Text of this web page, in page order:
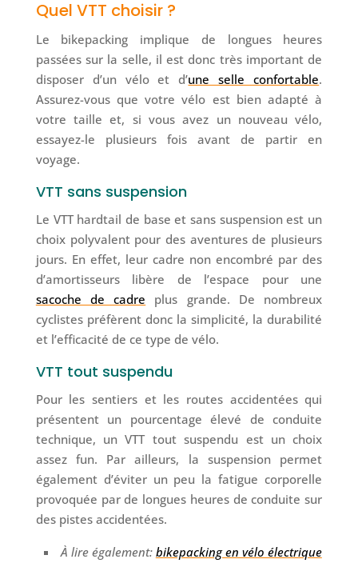
Quel VTT choisir ?
Le bikepacking implique de longues heures
passées sur la selle, il est donc très important de
disposer d’un vélo et d’une selle confortable.
Assurez-vous que votre vélo est bien adapté à
votre taille et, si vous avez un nouveau vélo,
essayez-le plusieurs fois avant de partir en
voyage.
VTT sans suspension
Le VTT hardtail de base et sans suspension est un
choix polyvalent pour des aventures de plusieurs
jours. En effet, leur cadre non encombré par des
d’amortisseurs libère de l’espace pour une
sacoche de cadre plus grande. De nombreux
cyclistes préfèrent donc la simplicité, la durabilité
et l’efficacité de ce type de vélo.
VTT tout suspendu
Pour les sentiers et les routes accidentées qui
présentent un pourcentage élevé de conduite
technique, un VTT tout suspendu est un choix
assez fun. Par ailleurs, la suspension permet
également d’éviter un peu la fatigue corporelle
provoquée par de longues heures de conduite sur
des pistes accidentées.
À lire également: bikepacking en vélo électrique